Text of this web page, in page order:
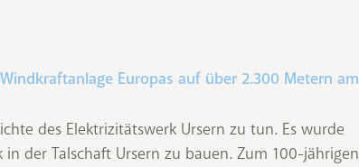
Europas auf über 2.300 Metern am
des Elektrizitätswerk Ursern zu tun. Es wurde
der Talschaft Ursern zu bauen. Zum 100-jährigen